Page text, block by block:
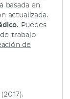
basada en
actualizada.
Puedes
trabajo
de